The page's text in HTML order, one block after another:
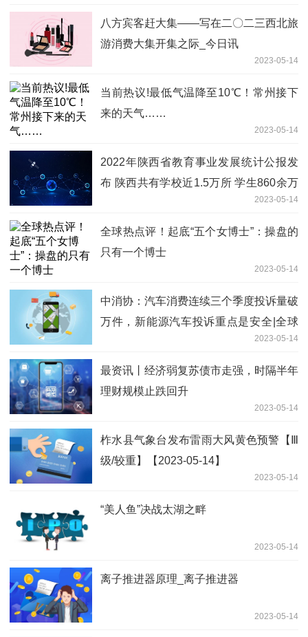
八方宾客赶大集——写在二〇二三西北旅
游消费大集开集之际_今日讯
2023-05-14
当前热议!最低气温降至10℃！常州接下
来的天气……
2023-05-14
2022年陕西省教育事业发展统计公报发
布 陕西共有学校近1.5万所 学生860余万
2023-05-14
全球热点评！起底“五个女博士”：操盘的
只有一个博士
2023-05-14
中消协：汽车消费连续三个季度投诉量破
万件，新能源汽车投诉重点是安全|全球
2023-05-14
最资讯丨经济弱复苏债市走强，时隔半年
理财规模止跌回升
2023-05-14
柞水县气象台发布雷雨大风黄色预警【Ⅲ
级/较重】【2023-05-14】
2023-05-14
“美人鱼”决战太湖之畔
2023-05-14
离子推进器原理_离子推进器
2023-05-14